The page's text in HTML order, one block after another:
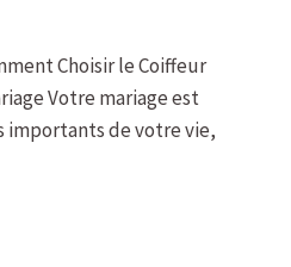
Choisir le Coiffeur
Votre mariage est
importants de votre vie,